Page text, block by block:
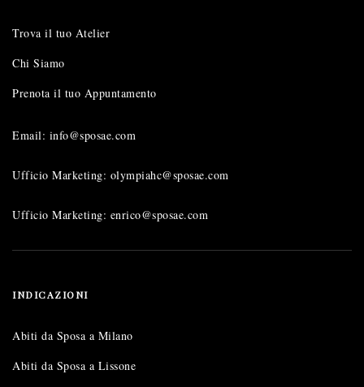
Trova il tuo Atelier
Chi Siamo
Prenota il tuo Appuntamento
Email: info@sposae.com
Ufficio Marketing: olympiahc@sposae.com
Ufficio Marketing: enrico@sposae.com
INDICAZIONI
Abiti da Sposa a Milano
Abiti da Sposa a Lissone